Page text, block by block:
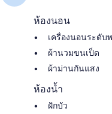
ห้องนอน
เครื่องนอนระดับ
ผ้านวมขนเป็ด
ผ้าม่านกันแสง
ห้องน้ำ
ฝักบัว